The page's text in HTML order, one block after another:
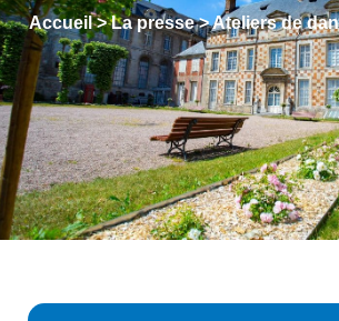
Accueil>La presse>Ateliers de